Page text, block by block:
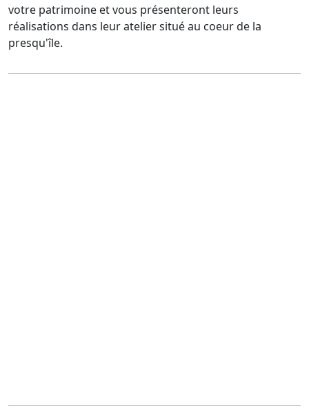
votre patrimoine et vous présenteront leurs
réalisations dans leur atelier situé au coeur de la
presqu'île.